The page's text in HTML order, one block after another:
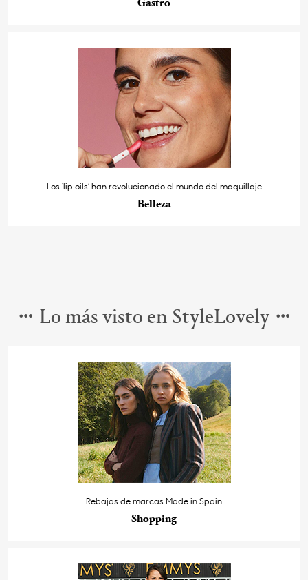
Gastro
Los ‘lip oils’ han revolucionado el mundo del maquillaje
Belleza
Lo más visto en StyleLovely
Rebajas de marcas Made in Spain
Shopping